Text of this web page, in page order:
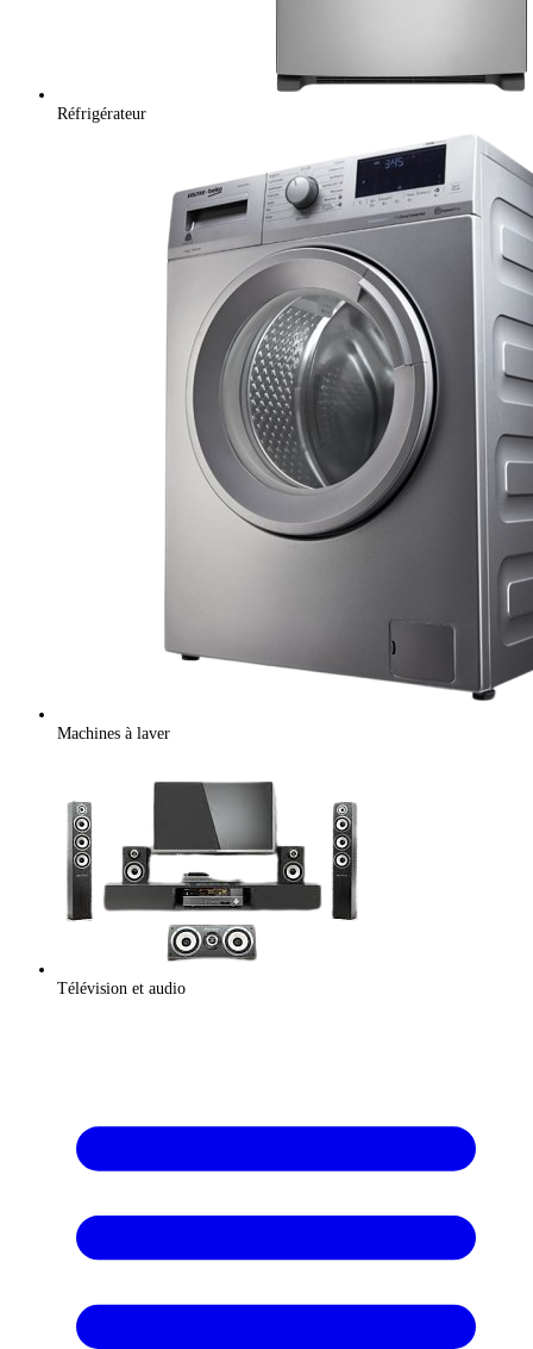
Réfrigérateur
Machines à laver
Télévision et audio